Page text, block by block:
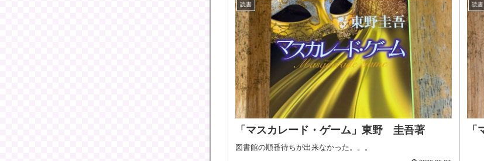
読書
「マスカレード・ゲーム」東野 圭吾著
図書館の順番待ちが出来なかった。。。
読書